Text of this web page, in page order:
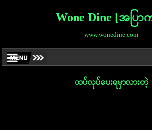
Wone Dine [အပြာ
www.wonedine.com
ထပ်လုပ်ပေးရမှာလားတဲ့